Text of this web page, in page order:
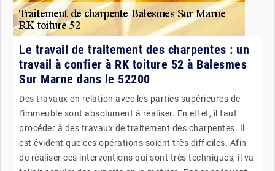
Le travail de traitement des charpentes : un
travail à confier à RK toiture 52 à Balesmes
Sur Marne dans le 52200
Des travaux en relation avec les parties supérieures de
l'immeuble sont absolument à réaliser. En effet, il faut
procéder à des travaux de traitement des charpentes. Il
est évident que ces opérations soient très difficiles. Afin
de réaliser ces interventions qui sont très techniques, il va